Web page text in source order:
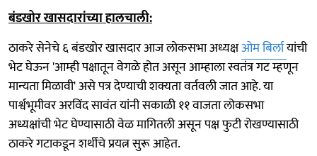
बंडखोर खासदारांच्या हालचाली:
ठाकरे सेनेचे ६ बंडखोर खासदार आज लोकसभा अध्यक्षओम बिर्लायांची
भेट घेऊन 'आम्ही पक्षातून वेगळे होत असून आम्हाला स्वतंत्र गट म्हणून
मान्यता मिळावी' असे पत्र देण्याची शक्यता वर्तवली जात आहे. या
पार्श्वभूमीवर अरविंद सावंत यांनी सकाळी ११ वाजता लोकसभा
अध्यक्षांची भेट घेण्यासाठी वेळ मागितली असून पक्ष फुटी रोखण्यासाठी
ठाकरे गटाकडून शर्थीचे प्रयत्न सुरू आहेत.